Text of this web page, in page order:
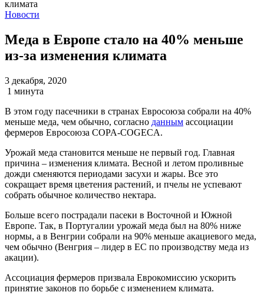
Новости
Меда в Европе стало на 40% меньше
из-за изменения климата
3 декабря, 2020
1 минута
В этом году пасечники в странах Евросоюза собрали на 40%
меньше меда, чем обычно, согласно данным ассоциации
фермеров Евросоюза COPA-COGECA.
Урожай меда становится меньше не первый год. Главная
причина – изменения климата. Весной и летом проливные
дожди сменяются периодами засухи и жары. Все это
сокращает время цветения растений, и пчелы не успевают
собрать обычное количество нектара.
Больше всего пострадали пасеки в Восточной и Южной
Европе. Так, в Португалии урожай меда был на 80% ниже
нормы, а в Венгрии собрали на 90% меньше акациевого меда,
чем обычно (Венгрия – лидер в ЕС по производству меда из
акации).
Ассоциация фермеров призвала Еврокомиссию ускорить
принятие законов по борьбе с изменением климата.